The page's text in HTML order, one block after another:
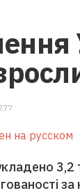
на русском